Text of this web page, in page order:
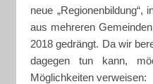
neue „Regionenbildung“,
aus mehreren
2018 gedrängt. Da wir
dagegen tun kann,
Möglichkeiten verweisen: